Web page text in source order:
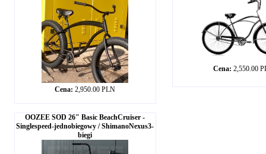
Cena: 2,950.00 PLN
Cena: 2,550.00
OOZEE SOD 26" Basic BeachCruiser -
Singlespeed-jednobiegowy / ShimanoNexus3-
biegi